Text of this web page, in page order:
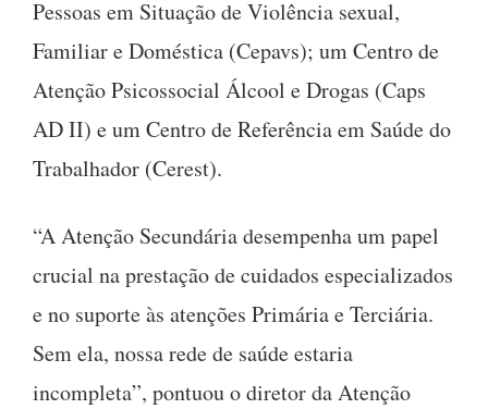
Pessoas em Situação de Violência sexual,
Familiar e Doméstica (Cepavs); um Centro de
Atenção Psicossocial Álcool e Drogas (Caps
AD II) e um Centro de Referência em Saúde do
Trabalhador (Cerest).
“A Atenção Secundária desempenha um papel
crucial na prestação de cuidados especializados
e no suporte às atenções Primária e Terciária.
Sem ela, nossa rede de saúde estaria
incompleta”, pontuou o diretor da Atenção